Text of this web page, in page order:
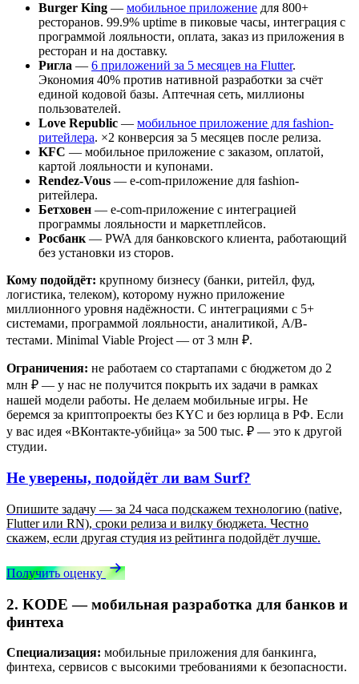
Burger King — мобильное приложение для 800+
ресторанов. 99.9% uptime в пиковые часы, интеграция с
программой лояльности, оплата, заказ из приложения в
ресторан и на доставку.
Ригла — 6 приложений за 5 месяцев на Flutter.
Экономия 40% против нативной разработки за счёт
единой кодовой базы. Аптечная сеть, миллионы
пользователей.
Love Republic — мобильное приложение для fashion-
ритейлера. ×2 конверсия за 5 месяцев после релиза.
KFC — мобильное приложение с заказом, оплатой,
картой лояльности и купонами.
Rendez-Vous — e-com-приложение для fashion-
ритейлера.
Бетховен — e-com-приложение с интеграцией
программы лояльности и маркетплейсов.
Росбанк— PWA для банковского клиента, работающий
без установки из сторов.
Кому подойдёт: крупному бизнесу (банки, ритейл, фуд,
логистика, телеком), которому нужно приложение
миллионного уровня надёжности. С интеграциями с 5+
системами, программой лояльности, аналитикой, A/B-
тестами. Minimal Viable Project — от 3 млн ₽.
Ограничения: не работаем со стартапами с бюджетом до 2
млн ₽ — у нас не получится покрыть их задачи в рамках
нашей модели работы. Не делаем мобильные игры. Не
беремся за криптопроекты без KYC и без юрлица в РФ. Если
у вас идея «ВКонтакте-убийца» за 500 тыс. ₽ — это к другой
студии.
Не уверены, подойдёт ли вам Surf?
Опишите задачу — за 24 часа подскажем технологию (native,
Flutter или RN), сроки релиза и вилку бюджета. Честно
скажем, если другая студия из рейтинга подойдёт лучше.
Получить оценку
2. KODE — мобильная разработка для банков и
финтеха
Специализация: мобильные приложения для банкинга,
финтеха, сервисов с высокими требованиями к безопасности.